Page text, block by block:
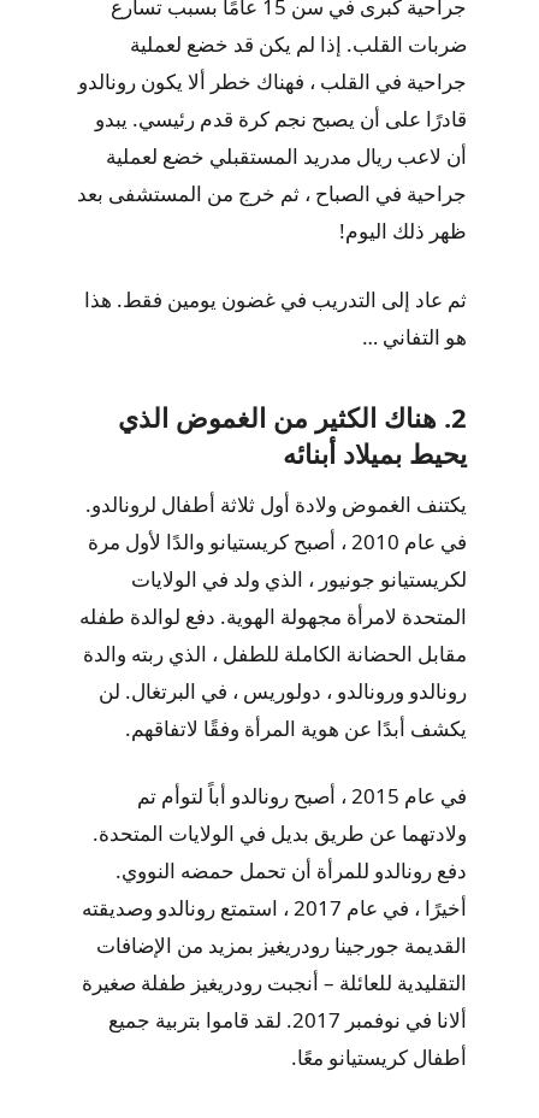
جراحية كبرى في سن 15 عامًا بسبب تسارع
ضربات القلب. إذا لم يكن قد خضع لعملية
جراحية في القلب ، فهناك خطر ألا يكون رونالدو
قادرًا على أن يصبح نجم كرة قدم رئيسي. يبدو
أن لاعب ريال مدريد المستقبلي خضع لعملية
جراحية في الصباح ، ثم خرج من المستشفى بعد
ظهر ذلك اليوم!
ثم عاد إلى التدريب في غضون يومين فقط. هذا
هو التفاني …
2. هناك الكثير من الغموض الذي
يحيط بميلاد أبنائه
يكتنف الغموض ولادة أول ثلاثة أطفال لرونالدو.
في عام 2010 ، أصبح كريستيانو والدًا لأول مرة
لكريستيانو جونيور ، الذي ولد في الولايات
المتحدة لامرأة مجهولة الهوية. دفع لوالدة طفله
مقابل الحضانة الكاملة للطفل ، الذي ربته والدة
رونالدو ورونالدو ، دولوريس ، في البرتغال. لن
يكشف أبدًا عن هوية المرأة وفقًا لاتفاقهم.
في عام 2015 ، أصبح رونالدو أباً لتوأم تم
ولادتهما عن طريق بديل في الولايات المتحدة.
دفع رونالدو للمرأة أن تحمل حمضه النووي.
أخيرًا ، في عام 2017 ، استمتع رونالدو وصديقته
القديمة جورجينا رودريغيز بمزيد من الإضافات
التقليدية للعائلة – أنجبت رودريغيز طفلة صغيرة
ألانا في نوفمبر 2017. لقد قاموا بتربية جميع
أطفال كريستيانو معًا.